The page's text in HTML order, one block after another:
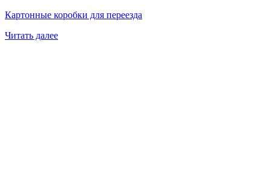
Картонные коробки для переезда
Читать далее